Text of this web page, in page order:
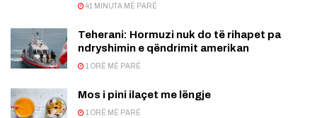
41 MINUTA MË PARË
Teherani: Hormuzi nuk do të rihapet pa
ndryshimin e qëndrimit amerikan
1 ORË MË PARË
Mos i pini ilaçet me lëngje
1 ORË MË PARË